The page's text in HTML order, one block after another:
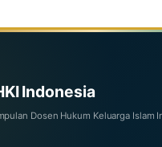
Indonesia
Dosen Hukum Keluarga Islam